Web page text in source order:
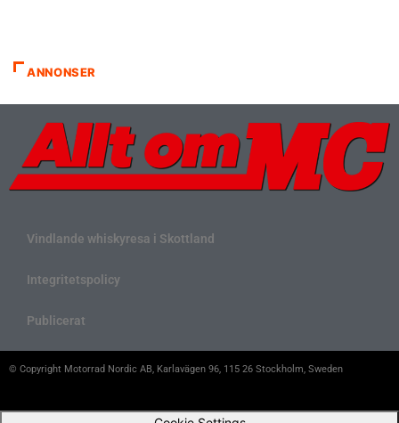
ANNONSER
Vindlande whiskyresa i Skottland
Integritetspolicy
Publicerat
© Copyright Motorrad Nordic AB, Karlavägen 96, 115 26 Stockholm, Sweden